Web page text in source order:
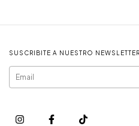
SUSCRIBITE A NUESTRO NEWSLETTER